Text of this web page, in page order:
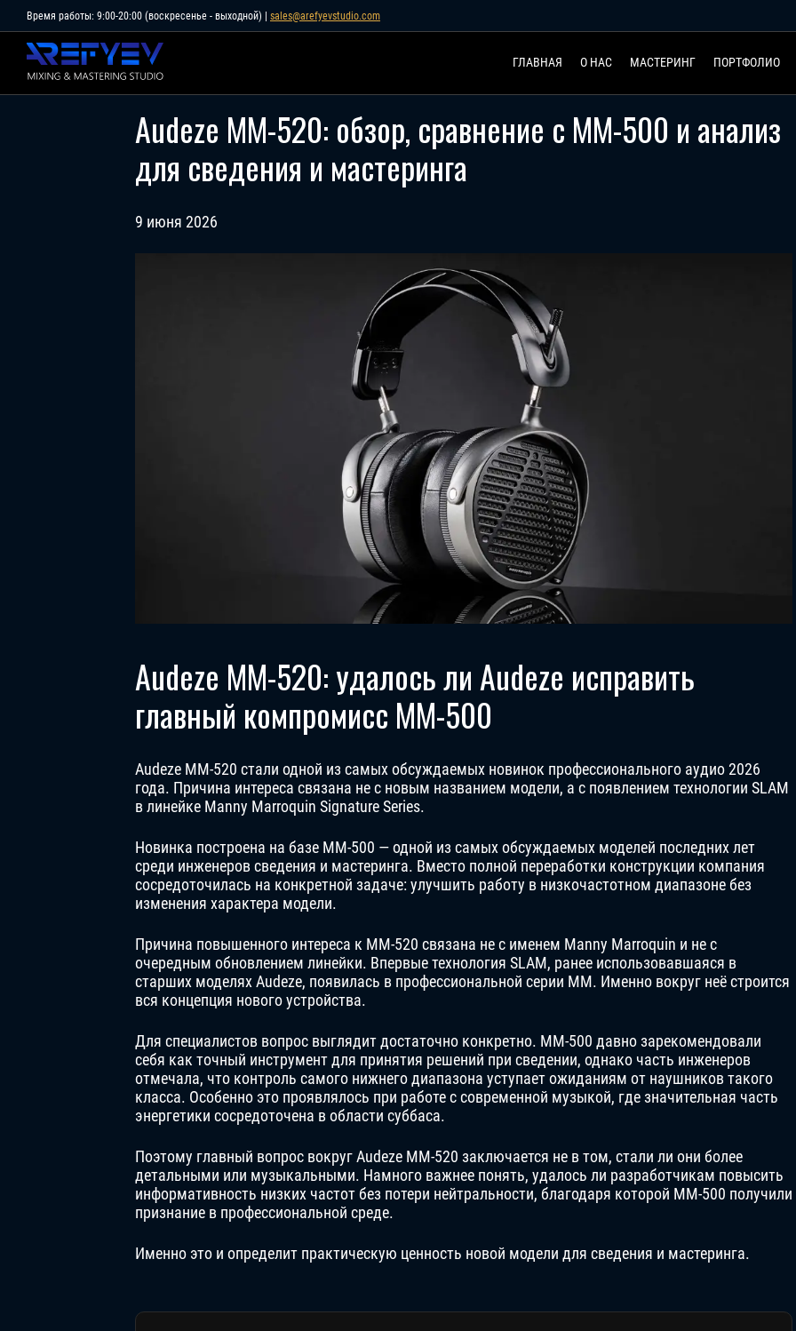
to
content
Время работы: 9:00-20:00 (воскресенье - выходной) | sales@arefyevstudio.com
ГЛАВНАЯ О НАС МАСТЕРИНГ ПОРТФОЛИО
Audeze MM-520: обзор, сравнение с MM-500 и анализ
для сведения и мастеринга
9 июня 2026
Audeze MM-520: удалось ли Audeze исправить
главный компромисс MM-500
Audeze MM-520 стали одной из самых обсуждаемых новинок профессионального аудио 2026
года. Причина интереса связана не с новым названием модели, а с появлением технологии SLAM
в линейке Manny Marroquin Signature Series.
Новинка построена на базе MM-500 — одной из самых обсуждаемых моделей последних лет
среди инженеров сведения и мастеринга. Вместо полной переработки конструкции компания
сосредоточилась на конкретной задаче: улучшить работу в низкочастотном диапазоне без
изменения характера модели.
Причина повышенного интереса к MM-520 связана не с именем Manny Marroquin и не с
очередным обновлением линейки. Впервые технология SLAM, ранее использовавшаяся в
старших моделях Audeze, появилась в профессиональной серии MM. Именно вокруг неё строится
вся концепция нового устройства.
Для специалистов вопрос выглядит достаточно конкретно. MM-500 давно зарекомендовали
себя как точный инструмент для принятия решений при сведении, однако часть инженеров
отмечала, что контроль самого нижнего диапазона уступает ожиданиям от наушников такого
класса. Особенно это проявлялось при работе с современной музыкой, где значительная часть
энергетики сосредоточена в области суббаса.
Поэтому главный вопрос вокруг Audeze MM-520 заключается не в том, стали ли они более
детальными или музыкальными. Намного важнее понять, удалось ли разработчикам повысить
информативность низких частот без потери нейтральности, благодаря которой MM-500 получили
признание в профессиональной среде.
Именно это и определит практическую ценность новой модели для сведения и мастеринга.